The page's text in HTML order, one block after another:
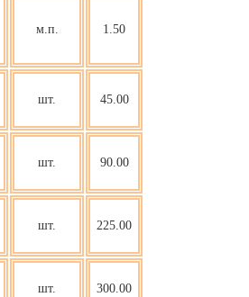
м.п. 1.50
шт. 45.00
шт. 90.00
шт. 225.00
шт. 300.00